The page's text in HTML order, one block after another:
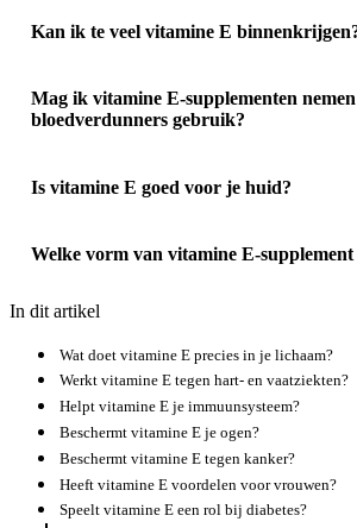
Kan ik te veel vitamine E
Mag ik vitamine E-supplementen
bloedverdunners gebruik?
Is vitamine E goed voor je huid?
Welke vorm van vitamine E-supplement
In dit artikel
Wat doet vitamine E precies in je lichaam?
Werkt vitamine E tegen hart- en vaatziekten?
Helpt vitamine E je immuunsysteem?
Beschermt vitamine E je ogen?
Beschermt vitamine E tegen kanker?
Heeft vitamine E voordelen voor vrouwen?
Speelt vitamine E een rol bij diabetes?